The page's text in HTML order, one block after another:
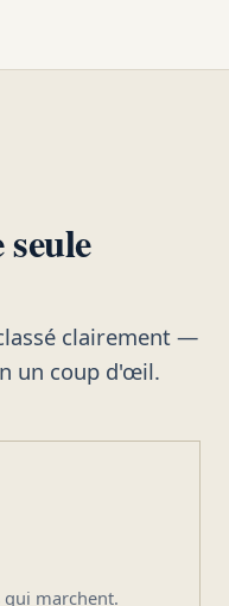
clairement —
un coup d'œil.
qui marchent.